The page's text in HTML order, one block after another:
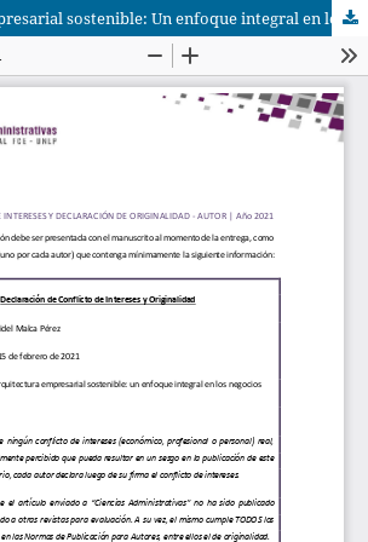
Arquitectura empresarial sostenible: Un enfoque integral en los negocios